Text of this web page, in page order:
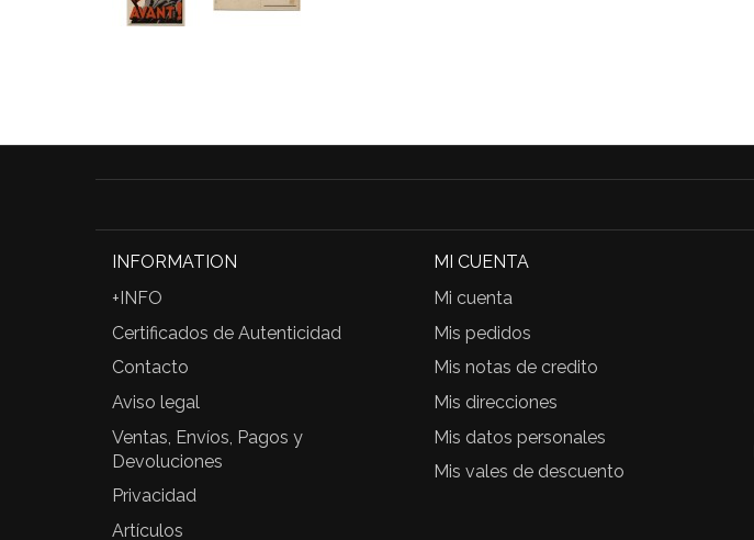
INFORMATION
+INFO
Certificados de Autenticidad
Contacto
Aviso legal
Ventas, Envíos, Pagos y
Devoluciones
Privacidad
Artículos
MI CUENTA
Mi cuenta
Mis pedidos
Mis notas de credito
Mis direcciones
Mis datos personales
Mis vales de descuento